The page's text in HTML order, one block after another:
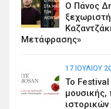
Ο Πάνος
Μετάφρασης»
17 ΙΟΥΛΊΟΥ
Το Festival
μουσικής,